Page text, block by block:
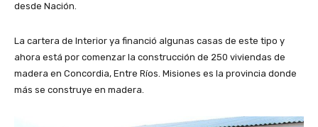
desde Nación.
La cartera de Interior ya financió algunas casas de este tipo y
ahora está por comenzar la construcción de 250 viviendas de
madera en Concordia, Entre Ríos. Misiones es la provincia donde
más se construye en madera.